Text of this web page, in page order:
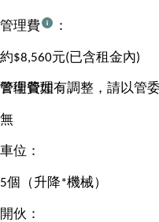
管理費 ：
約$8,560元(已含租金內)
管理費如有調整，請以管
警衛管理：
無
車位：
5個（升降*機械）
開伙：